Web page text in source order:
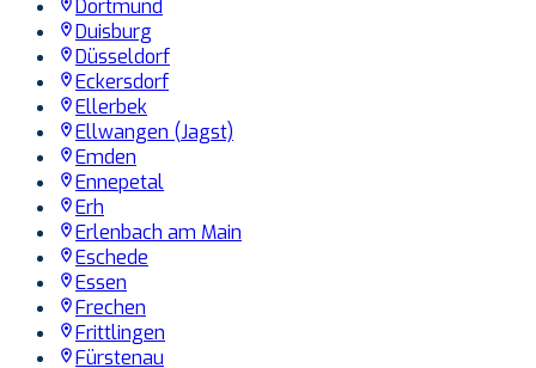
Dortmund
Duisburg
Düsseldorf
Eckersdorf
Ellerbek
Ellwangen (Jagst)
Emden
Ennepetal
Erh
Erlenbach am Main
Eschede
Essen
Frechen
Frittlingen
Fürstenau